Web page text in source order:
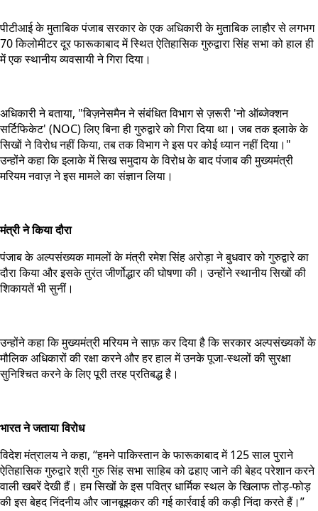
पीटीआई के मुताबिक पंजाब सरकार के एक अधिकारी के मुताबिक लाहौर से लगभग
70 किलोमीटर दूर फारूकाबाद में स्थित ऐतिहासिक गुरुद्वारा सिंह सभा को हाल ही
में एक स्थानीय व्यवसायी ने गिरा दिया।
अधिकारी ने बताया, "बिज़नेसमैन ने संबंधित विभाग से ज़रूरी 'नो ऑब्जेक्शन
सर्टिफिकेट' (NOC) लिए बिना ही गुरुद्वारे को गिरा दिया था। जब तक इलाके के
सिखों ने विरोध नहीं किया, तब तक विभाग ने इस पर कोई ध्यान नहीं दिया।"
उन्होंने कहा कि इलाके में सिख समुदाय के विरोध के बाद पंजाब की मुख्यमंत्री
मरियम नवाज़ ने इस मामले का संज्ञान लिया।
मंत्री ने किया दौरा
पंजाब के अल्पसंख्यक मामलों के मंत्री रमेश सिंह अरोड़ा ने बुधवार को गुरुद्वारे का
दौरा किया और इसके तुरंत जीर्णोद्धार की घोषणा की। उन्होंने स्थानीय सिखों की
शिकायतें भी सुनीं।
उन्होंने कहा कि मुख्यमंत्री मरियम ने साफ़ कर दिया है कि सरकार अल्पसंख्यकों के
मौलिक अधिकारों की रक्षा करने और हर हाल में उनके पूजा-स्थलों की सुरक्षा
सुनिश्चित करने के लिए पूरी तरह प्रतिबद्ध है।
भारत ने जताया विरोध
विदेश मंत्रालय ने कहा, “हमने पाकिस्तान के फारूकाबाद में 125 साल पुराने
ऐतिहासिक गुरुद्वारे श्री गुरु सिंह सभा साहिब को ढहाए जाने की बेहद परेशान करने
वाली खबरें देखी हैं। हम सिखों के इस पवित्र धार्मिक स्थल के खिलाफ तोड़-फोड़
की इस बेहद निंदनीय और जानबूझकर की गई कार्रवाई की कड़ी निंदा करते हैं।”